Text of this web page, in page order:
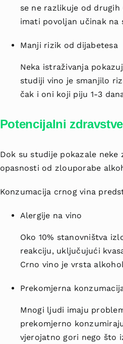
se ne razlikuje od
imati povoljan učinak na
Manji rizik od dijabetesa
Neka istraživanja
studiji vino je smanjilo
čak i oni koji piju 1-3
Potencijalni
Dok su studije pokazale
opasnosti od zlouporabe
Konzumacija crnog vina
Alergije na vino
Oko 10% stanovništva
reakciju, uključujući
Crno vino je vrsta
Prekomjerna
Mnogi ljudi imaju
prekomjerno
vjerojatno gori nego što